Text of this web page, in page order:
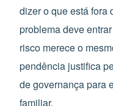
dizer o que está fora
problema deve
risco merece o
pendência justifica
de governança para
familiar.